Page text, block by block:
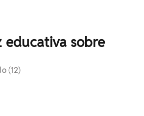
educativa sobre
(12)